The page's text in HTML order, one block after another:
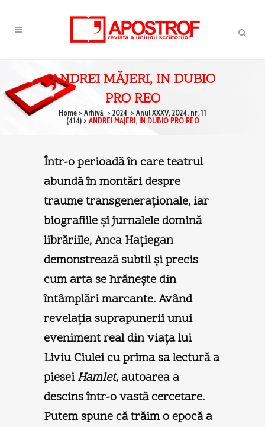
ANDREI MĂJERI, IN DUBIO
PRO REO
Home > Arhivă > 2024 > Anul XXXV, 2024, nr. 11
(414)> ANDREI MĂJERI, IN DUBIO PRO REO
Într-o perioadă în care teatrul
abundă în montări despre
traume transgeneraţionale, iar
biografiile şi jurnalele domină
librăriile, Anca Haţiegan
demonstrează subtil şi precis
cum arta se hrăneşte din
întâmplări marcante. Având
revelaţia suprapunerii unui
eveniment real din viaţa lui
Liviu Ciulei cu prima sa lectură a
pieseiHamlet, autoarea a
descins într-o vastă cercetare.
Putem spune că trăim o epocă a